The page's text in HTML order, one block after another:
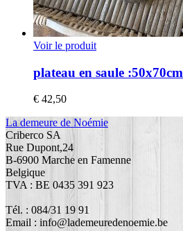
Voir le produit
plateau en saule :50x70cm
€ 42,50
La demeure de Noémie
Criberco SA
Rue Dupont,24
B-6900 Marche en Famenne
Belgique
TVA : BE 0435 391 923
Tél. : 084/31 19 91
Email : info@lademeuredenoemie.be